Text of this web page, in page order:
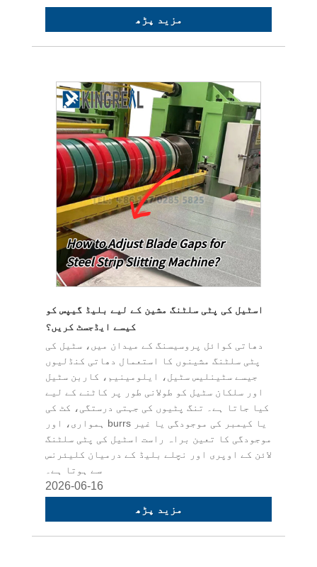
مزید پڑھ
اسٹیل کی پٹی سلٹنگ مشین کے لیے بلیڈ گیپس کو
کیسے ایڈجسٹ کریں؟
دھاتی کوائل پروسیسنگ کے میدان میں، سٹیل کی
پٹی سلٹنگ مشینوں کا استعمال دھاتی کنڈلیوں
جیسے سٹینلیس سٹیل، ایلومینیم، کاربن سٹیل
اور سلکان سٹیل کو طولانی طور پر کاٹنے کے لیے
کیا جاتا ہے۔ تنگ پٹیوں کی جہتی درستگی، کٹ کی
ہمواری، اور burrs یا کیمبر کی موجودگی یا غیر
موجودگی کا تعین براہ راست اسٹیل کی پٹی سلٹنگ
لائن کے اوپری اور نچلے بلیڈ کے درمیان کلیئرنس
سے ہوتا ہے۔
2026-06-16
مزید پڑھ